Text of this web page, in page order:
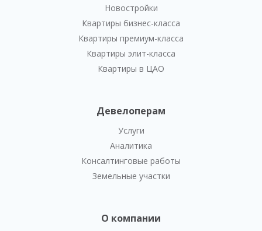
Новостройки
Квартиры бизнес-класса
Квартиры премиум-класса
Квартиры элит-класса
Квартиры в ЦАО
Девелоперам
Услуги
Аналитика
Консалтинговые работы
Земельные участки
О компании